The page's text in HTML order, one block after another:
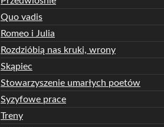
Quo vadis
Romeo i Julia
Rozdzióbią nas kruki, wrony
Skąpiec
Stowarzyszenie umarłych poetów
Syzyfowe prace
Treny